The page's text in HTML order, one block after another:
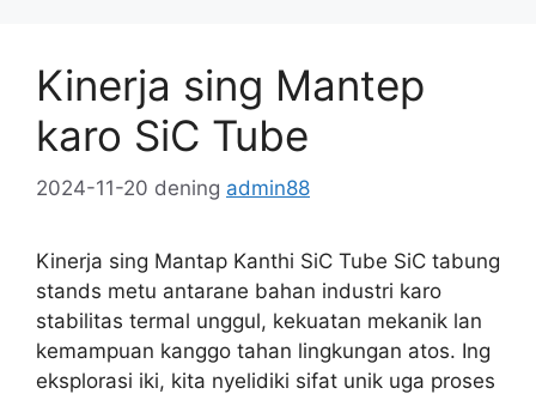
Kinerja sing Mantep
karo SiC Tube
2024-11-20 dening admin88
Kinerja sing Mantap Kanthi SiC Tube SiC tabung
stands metu antarane bahan industri karo
stabilitas termal unggul, kekuatan mekanik lan
kemampuan kanggo tahan lingkungan atos. Ing
eksplorasi iki, kita nyelidiki sifat unik uga proses